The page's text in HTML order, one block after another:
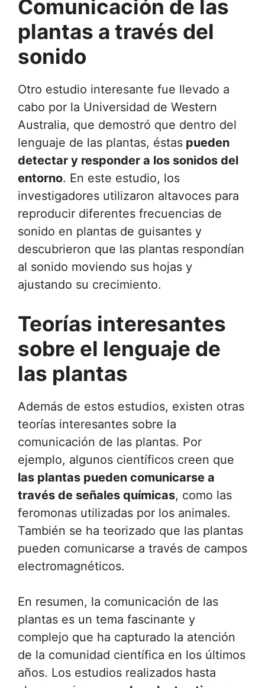
Comunicación de las
plantas a través del
sonido
Otro estudio interesante fue llevado a
cabo por la Universidad de Western
Australia, que demostró que dentro del
lenguaje de las plantas, éstas pueden
detectar y responder a los sonidos del
entorno. En este estudio, los
investigadores utilizaron altavoces para
reproducir diferentes frecuencias de
sonido en plantas de guisantes y
descubrieron que las plantas respondían
al sonido moviendo sus hojas y
ajustando su crecimiento.
Teorías interesantes
sobre el lenguaje de
las plantas
Además de estos estudios, existen otras
teorías interesantes sobre la
comunicación de las plantas. Por
ejemplo, algunos científicos creen que
las plantas pueden comunicarse a
través de señales químicas, como las
feromonas utilizadas por los animales.
También se ha teorizado que las plantas
pueden comunicarse a través de campos
electromagnéticos.
En resumen, la comunicación de las
plantas es un tema fascinante y
complejo que ha capturado la atención
de la comunidad científica en los últimos
años. Los estudios realizados hasta